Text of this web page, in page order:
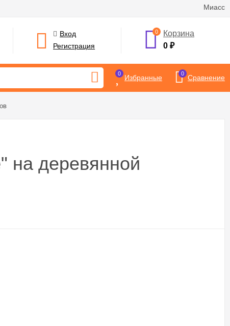
Миасс
Вход
Регистрация
0
Корзина
0₽
0 Избранные 0 Сравнение
на деревянной